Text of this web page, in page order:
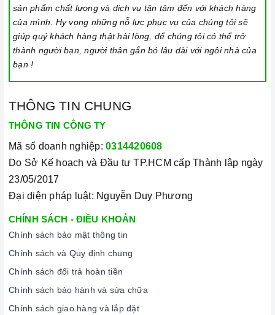
sản phẩm chất lượng và dịch vụ tận tâm đến với khách hàng
của mình. Hy vọng những nỗ lực phục vụ của chúng tôi sẽ
giúp quý khách hàng thật hài lòng, để chúng tôi có thể trở
thành người bạn, người thân gắn bó lâu dài với ngôi nhà của
bạn !
THÔNG TIN CHUNG
THÔNG TIN CÔNG TY
Mã số doanh nghiệp: 0314420608
Do Sở Kế hoạch và Đầu tư TP.HCM cấp Thành lập ngày
23/05/2017
Đại diện pháp luật: Nguyễn Duy Phương
CHÍNH SÁCH - ĐIỀU KHOẢN
Chính sách bảo mật thông tin
Chính sách và Quy định chung
Chính sách đổi trả hoàn tiền
Chính sách bảo hành và sửa chữa
Chính sách giao hàng và lắp đặt